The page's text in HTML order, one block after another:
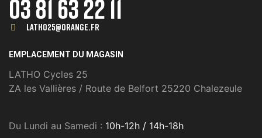
03 81 63 22 11
Latho25@orange.fr
EMPLACEMENT DU MAGASIN
LATHO Cycles 25
ZA les Vallières / Route de Belfort 25220 Chalezeule
Du Lundi au Samedi : 10h-12h / 14h-18h